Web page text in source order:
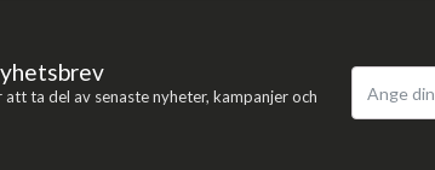
ta del av senaste nyheter, kampanjer och